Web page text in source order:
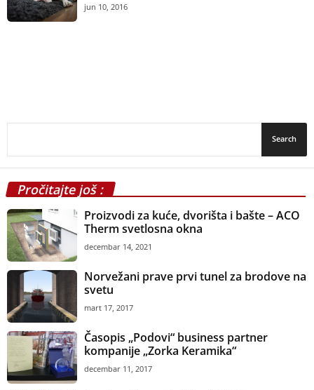
jun 10, 2016
Pročitajte još :
Proizvodi za kuće, dvorišta i bašte – ACO
Therm svetlosna okna
decembar 14, 2021
Norvežani prave prvi tunel za brodove na
svetu
mart 17, 2017
Časopis „Podovi“ business partner
kompanije „Zorka Keramika“
decembar 11, 2017